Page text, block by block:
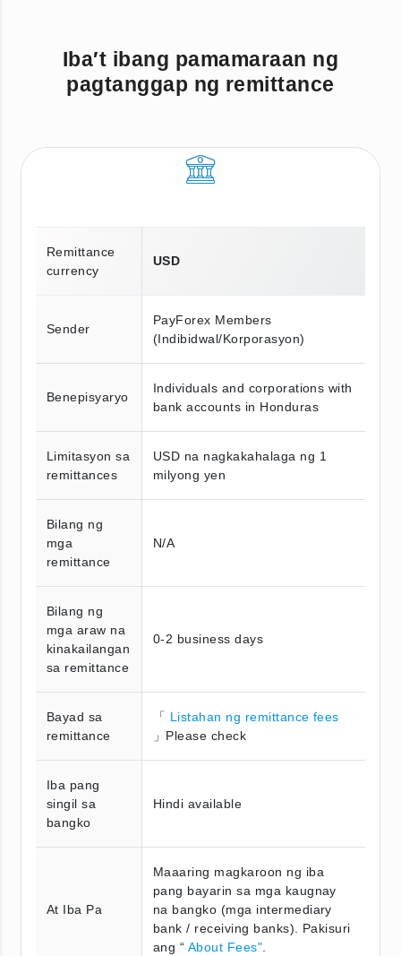
Iba′t ibang pamamaraan ng
pagtanggap ng remittance
Remittance
currency
USD
Sender
PayForex Members
(Indibidwal/Korporasyon)
Benepisyaryo
Individuals and corporations with
bank accounts in Honduras
Limitasyon sa
remittances
USD na nagkakahalaga ng 1
milyong yen
Bilang ng
mga
remittance
N/A
Bilang ng
mga araw na
kinakailangan
sa remittance
0-2 business days
Bayad sa
remittance
「 Listahan ng remittance fees
」Please check
Iba pang
singil sa
bangko
Hindi available
At Iba Pa
Maaaring magkaroon ng iba
pang bayarin sa mga kaugnay
na bangko (mga intermediary
bank / receiving banks). Pakisuri
ang “ About Fees"